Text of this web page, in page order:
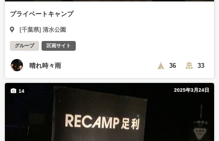
プライベートキャンプ
[千葉県] 清水公園
グループ 区画サイト
晴れ時々雨 36 33
2025年3月24日
14